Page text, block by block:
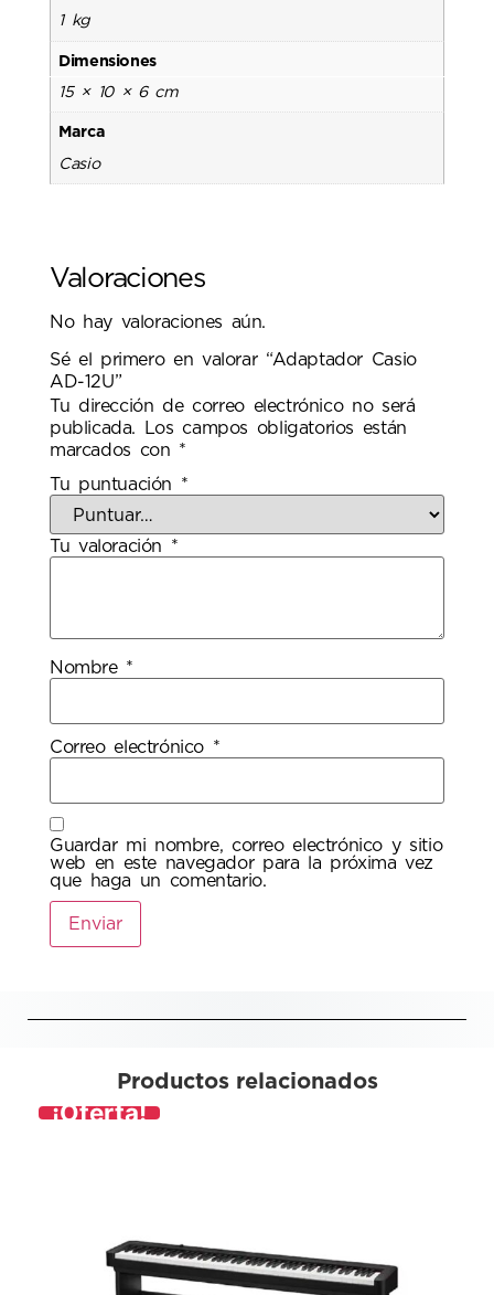
1 kg
Dimensiones
15 × 10 × 6 cm
Marca
Casio
Valoraciones
No hay valoraciones aún.
Sé el primero en valorar “Adaptador Casio
AD-12U”
Tu dirección de correo electrónico no será
publicada.
Los campos obligatorios están
marcados con *
Tu puntuación *
Tu valoración *
Nombre *
Correo electrónico *
Guardar mi nombre, correo electrónico y sitio
web en este navegador para la próxima vez
que haga un comentario.
Productos relacionados
¡Oferta!